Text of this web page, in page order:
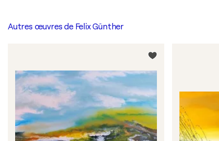
Autres œuvres de Felix Günther